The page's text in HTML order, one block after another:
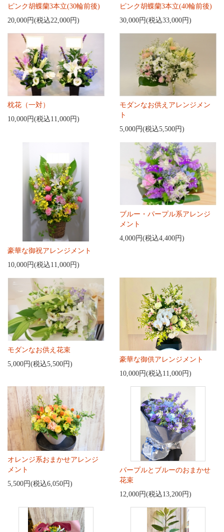
ピンク胡蝶蘭3本立(30輪前後)
20,000円(税込22,000円)
ピンク胡蝶蘭3本立(40輪前後)
30,000円(税込33,000円)
枕花（一対）
10,000円(税込11,000円)
モダンなお供えアレンジメン
ト
5,000円(税込5,500円)
豪華な御祝アレンジメント
10,000円(税込11,000円)
ブルー・パープル系アレンジ
メント
4,000円(税込4,400円)
モダンなお供え花束
5,000円(税込5,500円)
豪華な御供アレンジメント
10,000円(税込11,000円)
オレンジ系おまかせアレンジ
メント
5,500円(税込6,050円)
パープルとブルーのおまかせ
花束
12,000円(税込13,200円)